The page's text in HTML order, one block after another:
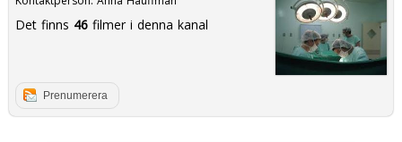
Det finns 46filmer i denna kanal
Prenumerera